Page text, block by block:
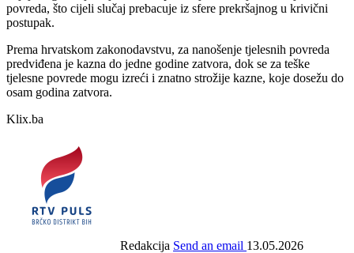
povreda, što cijeli slučaj prebacuje iz sfere prekršajnog u krivični
postupak.
Prema hrvatskom zakonodavstvu, za nanošenje tjelesnih povreda
predviđena je kazna do jedne godine zatvora, dok se za teške
tjelesne povrede mogu izreći i znatno strožije kazne, koje dosežu do
osam godina zatvora.
Klix.ba
Redakcija Send an email 13.05.2026